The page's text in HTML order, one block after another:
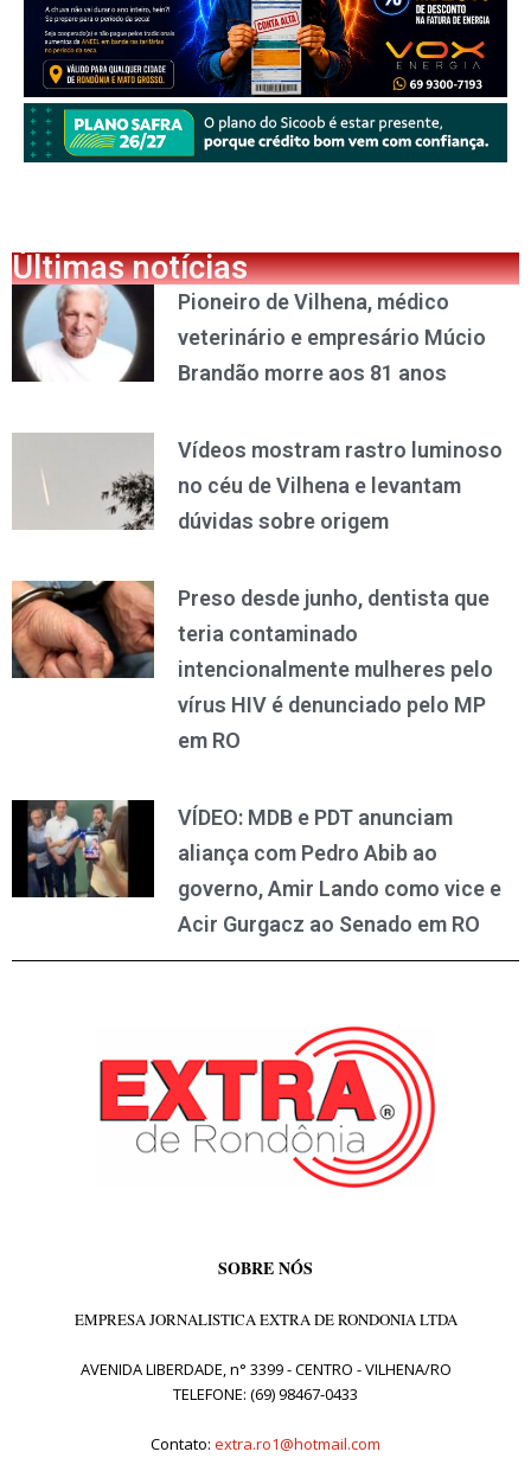
Últimas notícias
Pioneiro de Vilhena, médico
veterinário e empresário Múcio
Brandão morre aos 81 anos
Vídeos mostram rastro luminoso
no céu de Vilhena e levantam
dúvidas sobre origem
Preso desde junho, dentista que
teria contaminado
intencionalmente mulheres pelo
vírus HIV é denunciado pelo MP
em RO
VÍDEO: MDB e PDT anunciam
aliança com Pedro Abib ao
governo, Amir Lando como vice e
Acir Gurgacz ao Senado em RO
SOBRE NÓS
EMPRESA JORNALISTICA EXTRA DE RONDONIA LTDA
AVENIDA LIBERDADE, n° 3399 - CENTRO - VILHENA/RO
TELEFONE: (69) 98467-0433
Contato: extra.ro1@hotmail.com